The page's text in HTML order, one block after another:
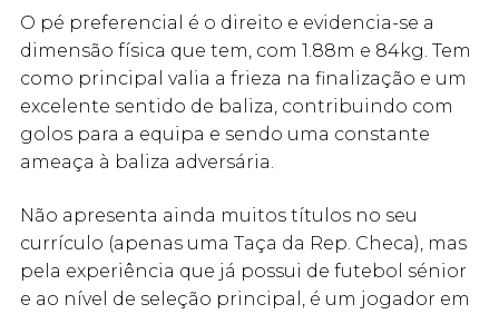
O pé preferencial é o direito e evidencia-se a
dimensão física que tem, com 1.88m e 84kg. Tem
como principal valia a frieza na finalização e um
excelente sentido de baliza, contribuindo com
golos para a equipa e sendo uma constante
ameaça à baliza adversária.
Não apresenta ainda muitos títulos no seu
currículo (apenas uma Taça da Rep. Checa), mas
pela experiência que já possui de futebol sénior
e ao nível de seleção principal, é um jogador em